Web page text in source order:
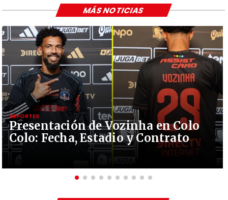
Presentación de Vozinha en Colo
Colo: Fecha, Estadio y Contrato
DEPORTES
MÁS NOTICIAS